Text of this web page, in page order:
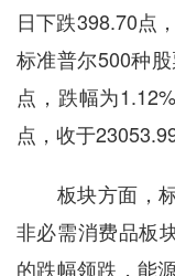
日下跌398.70点
标准普尔500种
点，跌幅为
点，收于
板块方面，标
非必需消费品板
的跌幅领跌，能